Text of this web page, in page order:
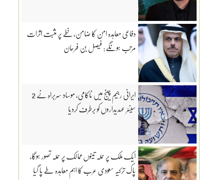
دفاعی معاہدہ امن کا ضامن، خطے پر مثبت اثرات
مرتب ہونگے: فیصل بن فرحان
ایرانی رجیم چینج میں ناکامی، موساد سربراہ نے 2
سینئر عہدیداروں کو برطرف کردیا
ایک ملک پر حملہ تینوں ممالک پر حملہ تصور ہوگا،
پاک ترکیہ سعودی عرب کا اہم معاہدہ طے پا گیا